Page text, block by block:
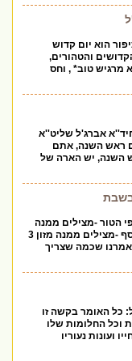
הוא יום קדוש
והטהורים,
מרגיש טוב* , וחס
אברג'ל שליט''א
נמצאים 40 יום קודם ראש השנה, אתם
באב -40 יום לפני ראש השנה, יש הארה של
בשבת
הטור -מצילים ממנה
מזון 3 סעודות אפילו בכלים הרבה, לפי הבית יוסף -מצילים ממנה מזון 3
אמרנו שכמה שצריך
כל האומר בקשה זו
וכל החלומות שלו
ועונות נעוריו